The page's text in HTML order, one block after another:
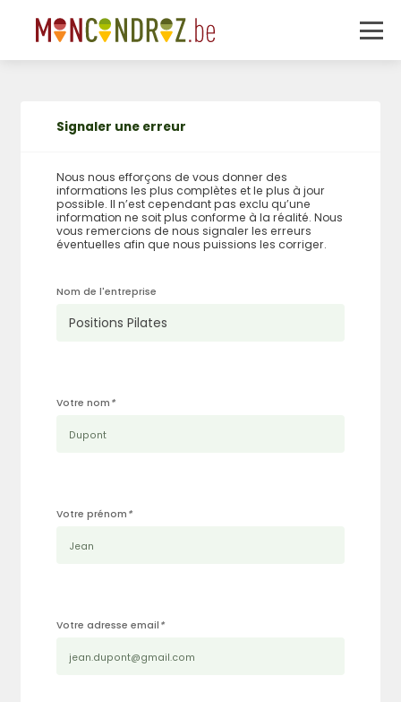
Signaler une erreur
Nous nous efforçons de vous donner des
informations les plus complètes et le plus à jour
possible. Il n’est cependant pas exclu qu’une
information ne soit plus conforme à la réalité. Nous
vous remercions de nous signaler les erreurs
éventuelles afin que nous puissions les corriger.
Nom de l'entreprise
Votre nom *
Votre prénom *
Votre adresse email *